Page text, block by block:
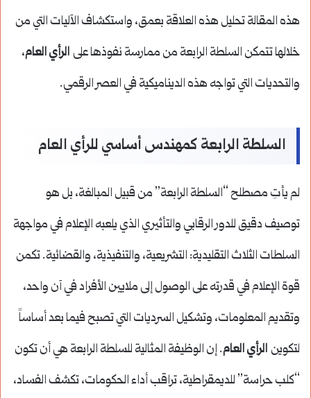
هذه المقالة تحليل هذه العلاقة بعمق، واستكشاف الآليات التي من
خلالها تتمكن السلطة الرابعة من ممارسة نفوذها على الرأي العام،
والتحديات التي تواجه هذه الديناميكية في العصر الرقمي.
السلطة الرابعة كمهندس أساسي للرأي العام
لم يأتِ مصطلح “السلطة الرابعة” من قبيل المبالغة، بل هو
توصيف دقيق للدور الرقابي والتأثيري الذي يلعبه الإعلام في مواجهة
السلطات الثلاث التقليدية: التشريعية، والتنفيذية، والقضائية. تكمن
قوة الإعلام في قدرته على الوصول إلى ملايين الأفراد في آن واحد،
وتقديم المعلومات، وتشكيل السرديات التي تصبح فيما بعد أساساً
لتكوين الرأي العام. إن الوظيفة المثالية للسلطة الرابعة هي أن تكون
“كلب حراسة” للديمقراطية، تراقب أداء الحكومات، تكشف الفساد،